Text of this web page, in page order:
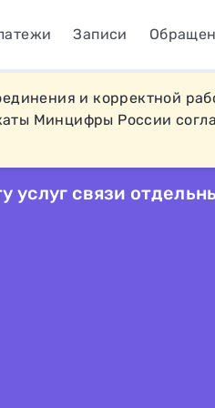
Записи
и корректной
Минцифры России
услуг связи